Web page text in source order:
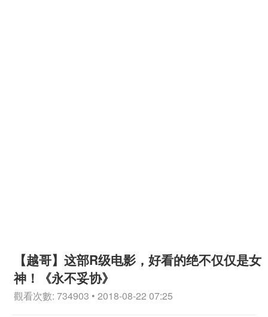
【越哥】这部R级电影，好看的绝不仅仅是女
神！《永不妥协》
觀看次數: 734903 • 2018-08-22 07:25